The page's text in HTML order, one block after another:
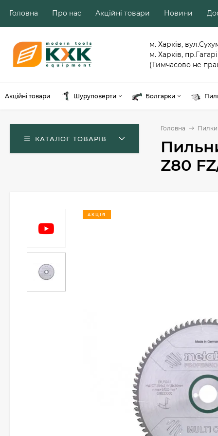
Головна Про нас Акційні товари Новини
м. Харків,
м. Харків,
(Тимчасово не
Акційні товари Шуруповерти Болгарки
КАТАЛОГ ТОВАРІВ
Головна Пилки
Z80
АКЦІЯ